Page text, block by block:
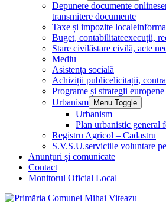
Depunere documente online
transmitere documente
Taxe și impozite locale
Buget, contabilitateexecuții,
Stare civilăstare civilă, acte
Mediu
Asistența socială
Achiziții publicelicitații,
Programe și strategii europene
Urbanism
Menu Toggle
Urbanism
Plan urbanistic general
Registru Agricol – Cadastru
S.V.S.U.serviciile voluntare
Anunțuri și comunicate
Contact
Monitorul Oficial Local